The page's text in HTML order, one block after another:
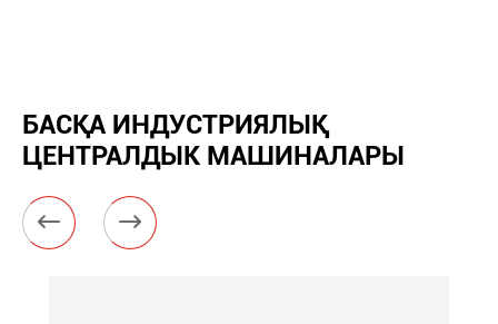
БАСҚА ИНДУСТРИЯЛЫҚ
ЦЕНТРАЛДЫК МАШИНАЛАРЫ
 